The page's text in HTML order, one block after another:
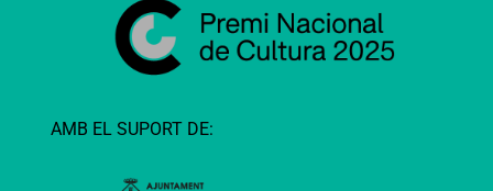
AMB EL SUPORT DE: